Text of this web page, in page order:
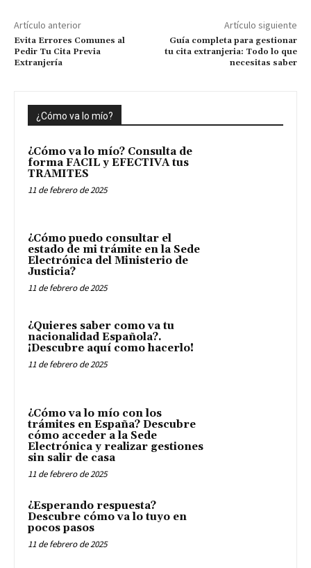
Artículo anterior
Evita Errores Comunes al
Pedir Tu Cita Previa
Extranjería
Artículo siguiente
Guía completa para gestionar
tu cita extranjeria: Todo lo que
necesitas saber
¿Cómo va lo mío?
¿Cómo va lo mío? Consulta de
forma FACIL y EFECTIVA tus
TRAMITES
11 de febrero de 2025
¿Cómo puedo consultar el
estado de mi trámite en la Sede
Electrónica del Ministerio de
Justicia?
11 de febrero de 2025
¿Quieres saber como va tu
nacionalidad Española?.
¡Descubre aquí como hacerlo!
11 de febrero de 2025
¿Cómo va lo mío con los
trámites en España? Descubre
cómo acceder a la Sede
Electrónica y realizar gestiones
sin salir de casa
11 de febrero de 2025
¿Esperando respuesta?
Descubre cómo va lo tuyo en
pocos pasos
11 de febrero de 2025